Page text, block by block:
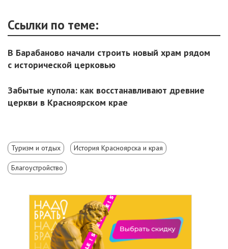
Ссылки по теме:
В Барабаново начали строить новый храм рядом
с исторической церковью
Забытые купола: как восстанавливают древние
церкви в Красноярском крае
Туризм и отдых История Красноярска и края
Благоустройство